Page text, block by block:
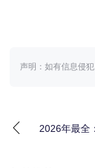
声明：如有信息侵
2026年最全